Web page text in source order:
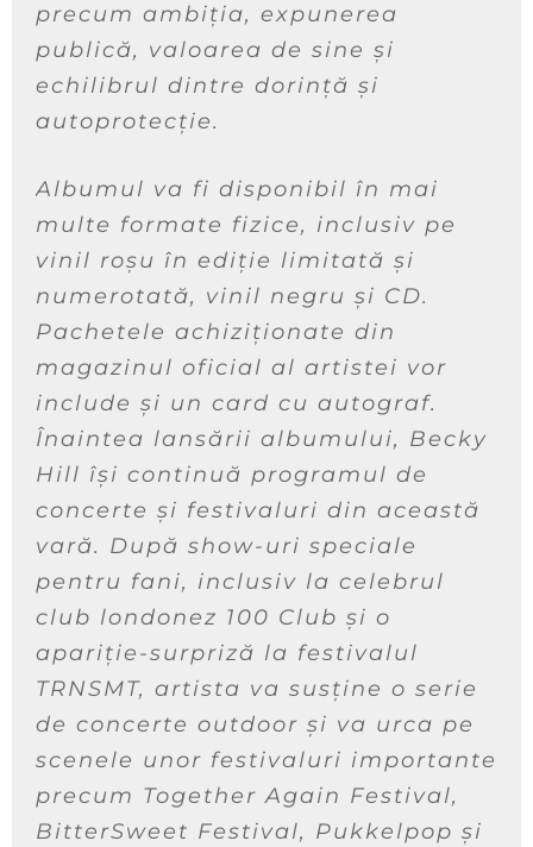
precum ambiția, expunerea
publică, valoarea de sine și
echilibrul dintre dorință și
autoprotecție.
Albumul va fi disponibil în mai
multe formate fizice, inclusiv pe
vinil roșu în ediție limitată și
numerotată, vinil negru și CD.
Pachetele achiziționate din
magazinul oficial al artistei vor
include și un card cu autograf.
Înaintea lansării albumului, Becky
Hill își continuă programul de
concerte și festivaluri din această
vară. După show-uri speciale
pentru fani, inclusiv la celebrul
club londonez 100 Club și o
apariție-surpriză la festivalul
TRNSMT, artista va susține o serie
de concerte outdoor și va urca pe
scenele unor festivaluri importante
precum Together Again Festival,
BitterSweet Festival, Pukkelpop și